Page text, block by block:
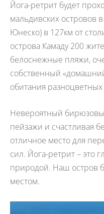
Йога-ретрит будет
мальдивских островов
Юнеско) в 127км от
острова Камаду 200
белоснежные пляжи,
собственный
обитания
Невероятный
пейзажи и счастливая
отличное место для
сил. Йога-ретрит – это
природой. Наш остров
местом.